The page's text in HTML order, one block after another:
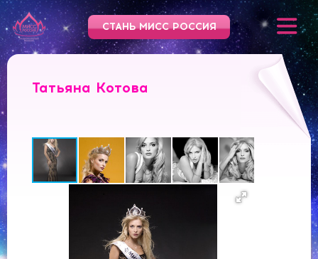
СТАНЬ МИСС РОССИЯ
Татьяна Котова